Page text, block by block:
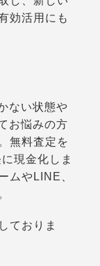
効活用にも
ない状態や
お悩みの方
無料査定を
現金化しま
ムやLINE、
ておりま